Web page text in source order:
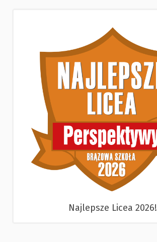
Najlepsze Licea 2026!